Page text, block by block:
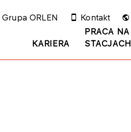
KARIERA
PRACA NA
STACJACH
Grupa ORLEN Kontakt